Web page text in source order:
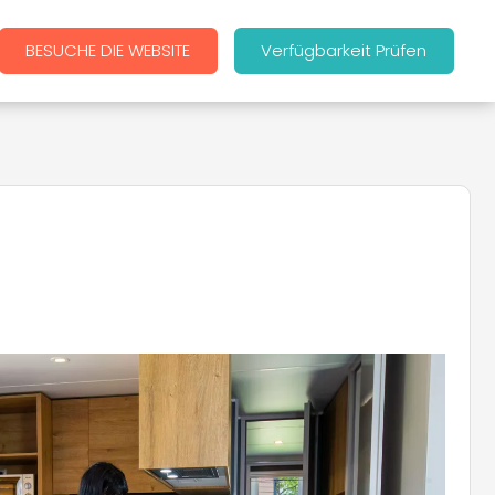
BESUCHE DIE WEBSITE Verfügbarkeit Prüfen